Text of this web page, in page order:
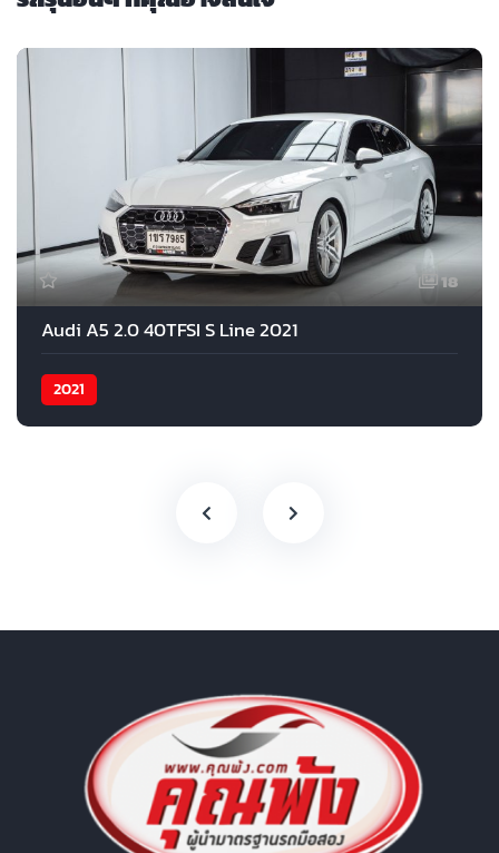
18
Audi A5 2.0 40TFSI S Line 2021
2021